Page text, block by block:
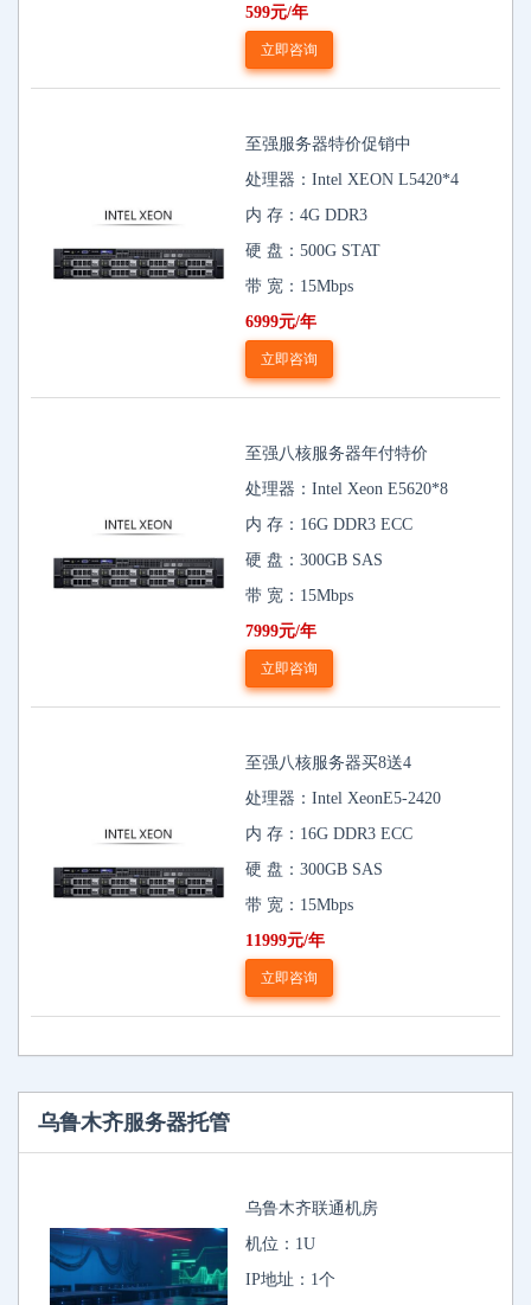
599元/年
立即咨询
至强服务器特价促销中
处理器：Intel XEON L5420*4
内 存：4G DDR3
硬 盘：500G STAT
带 宽：15Mbps
6999元/年
立即咨询
至强八核服务器年付特价
处理器：Intel Xeon E5620*8
内 存：16G DDR3 ECC
硬 盘：300GB SAS
带 宽：15Mbps
7999元/年
立即咨询
至强八核服务器买8送4
处理器：Intel XeonE5-2420
内 存：16G DDR3 ECC
硬 盘：300GB SAS
带 宽：15Mbps
11999元/年
立即咨询
乌鲁木齐服务器托管
乌鲁木齐联通机房
机位：1U
IP地址：1个